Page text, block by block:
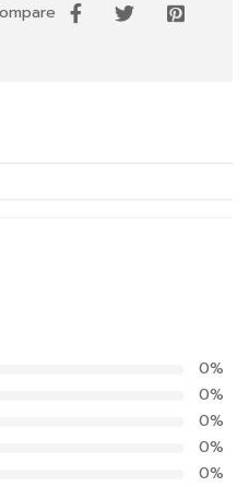
0%
0%
0%
0%
0%